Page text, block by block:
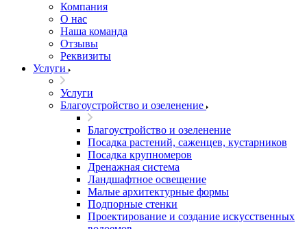
Компания
О нас
Наша команда
Отзывы
Реквизиты
Услуги
Услуги
Благоустройство и озеленение
Благоустройство и озеленение
Посадка растений, саженцев, кустарников
Посадка крупномеров
Дренажная система
Ландшафтное освещение
Малые архитектурные формы
Подпорные стенки
Проектирование и создание искусственных